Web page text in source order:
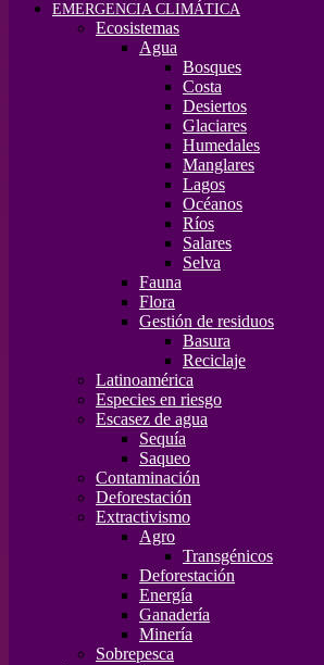
EMERGENCIA CLIMÁTICA
Ecosistemas
Agua
Bosques
Costa
Desiertos
Glaciares
Humedales
Manglares
Lagos
Océanos
Ríos
Salares
Selva
Fauna
Flora
Gestión de residuos
Basura
Reciclaje
Latinoamérica
Especies en riesgo
Escasez de agua
Sequía
Saqueo
Contaminación
Deforestación
Extractivismo
Agro
Transgénicos
Deforestación
Energía
Ganadería
Minería
Sobrepesca